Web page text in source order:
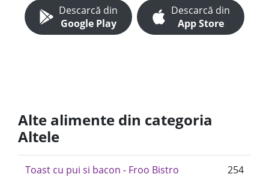
Descarcă din
Google Play
Descarcă din
App Store
Alte alimente din categoria
Altele
Toast cu pui si bacon - Froo Bistro
254